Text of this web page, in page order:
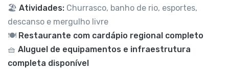
🏖️ Atividades: Churrasco, banho de rio, esportes,
descanso e mergulho livre
🍽️ Restaurante com cardápio regional completo
🧺 Aluguel de equipamentos e infraestrutura
completa disponível